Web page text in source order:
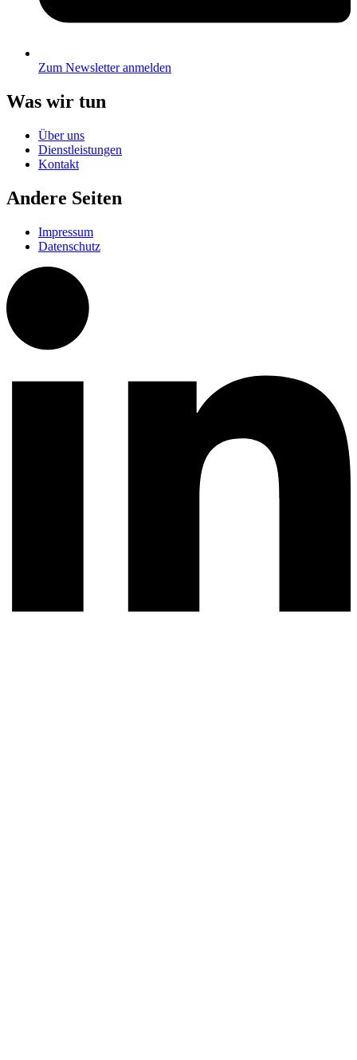
Zum Newsletter anmelden
Was wir tun
Über uns
Dienstleistungen
Kontakt
Andere Seiten
Impressum
Datenschutz